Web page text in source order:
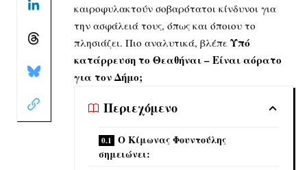
καιροφυλακτούν σοβαρότατοι κίνδυνοι για
την ασφάλειά τους, όπως και όποιου το
πλησιάζει. Πιο αναλυτικά, βλέπε Υπό
κατάρρευση το Θεαθήναι – Είναι αόρατο
για τον Δήμο;
Περιεχόμενο
Ο Κίμωνας Φουντούλης
σημειώνει: